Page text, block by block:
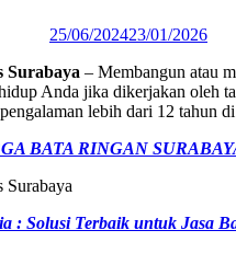
25/06/202423/01/2026
Surabaya – Membangun atau
Anda jika dikerjakan oleh
lebih dari 12 tahun
BATA RINGAN
: Solusi Terbaik untuk Jasa